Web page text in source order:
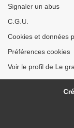
Signaler un abus
C.G.U.
Cookies et données
Préférences cookies
Voir le profil de Le